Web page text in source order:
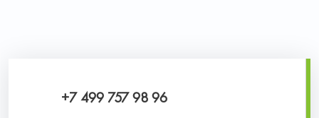
+7 499 757 98 96